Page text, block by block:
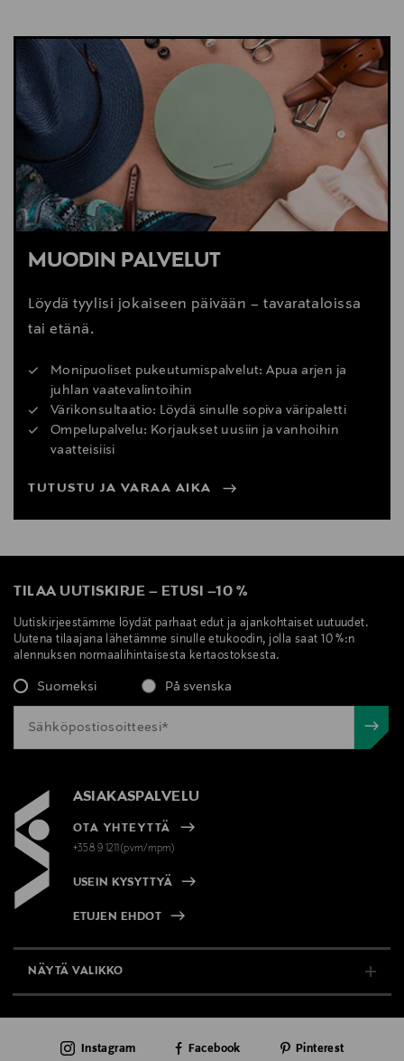
LUE LISÄÄ
MUODIN PALVELUT
Löydä tyylisi jokaiseen päivään – tavarataloissa
tai etänä.
Monipuoliset pukeutumispalvelut: Apua arjen ja
juhlan vaatevalintoihin
Värikonsultaatio: Löydä sinulle sopiva väripaletti
Ompelupalvelu: Korjaukset uusiin ja vanhoihin
vaatteisiisi
TUTUSTU JA VARAA AIKA
TILAA UUTISKIRJE – ETUSI –10 %
Uutiskirjeestämme löydät parhaat edut ja ajankohtaiset uutuudet.
Uutena tilaajana lähetämme sinulle etukoodin, jolla saat 10 %:n
alennuksen normaalihintaisesta kertaostoksesta.
Suomeksi På svenska
ASIAKASPALVELU
OTA YHTEYTTÄ
+358 9 1211(pvm/mpm)
USEIN KYSYTTYÄ
ETUJEN EHDOT
NÄYTÄ VALIKKO
AJANKOHTAISTA
Instagram Facebook Pinterest